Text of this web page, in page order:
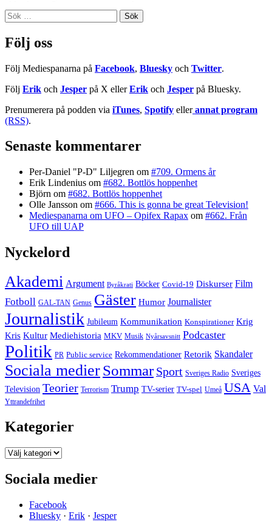
Sök
efter:
Följ oss
Följ Mediespanarna på Facebook, Bluesky och Twitter.
Följ Erik och Jesper på X ellerErik och Jesper på Bluesky.
Prenumerera på podden via iTunes, Spotify eller annat program
(RSS).
Senaste kommentarer
Per-Daniel "P-D" Liljegren om #709. Ormens år
Erik Lindenius om #682. Bottlös hoppenhet
Björn om #682. Bottlös hoppenhet
Olle Jansson om #666. This is gonna be great Television!
Mediespanarna om UFO – Opifex Rapax om #662. Från
UFO till UAP
Nyckelord
Akademi Argument Byråkrati Böcker Covid-19 Diskurser Film
Fotboll GAL-TAN Genus Gäster Humor Journalister
Journalistik Jubileum Kommunikation Konspirationer Krig
Kris Kultur Mediehistoria MKV Musik Nyårsavsnitt Podcaster
Politik PR Public service Rekommendationer Retorik Skandaler
Sociala medierSommar Sport Sveriges Radio Sveriges
Television Teorier Terrorism Trump TV-serier TV-spel Umeå USA Val
Yttrandefrihet
Kategorier
Kategorier
Sociala medier
Facebook
Bluesky · Erik · Jesper